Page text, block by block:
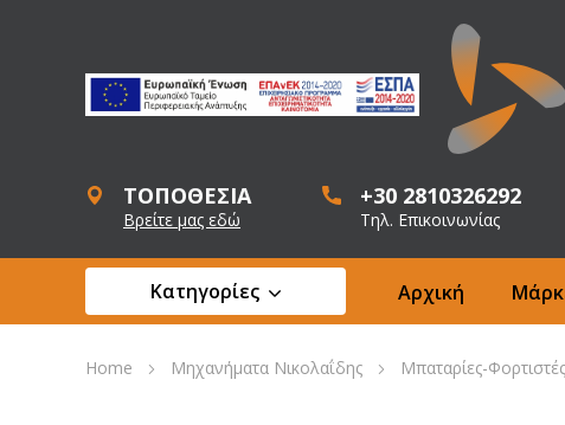
ΤΟΠΟΘΕΣΙΑ
Βρείτε μας εδώ
+30 2810326292
Τηλ. Επικοινωνίας
Κατηγορίες Αρχική
Home Μηχανήματα Νικολαΐδης Μπαταρίες-